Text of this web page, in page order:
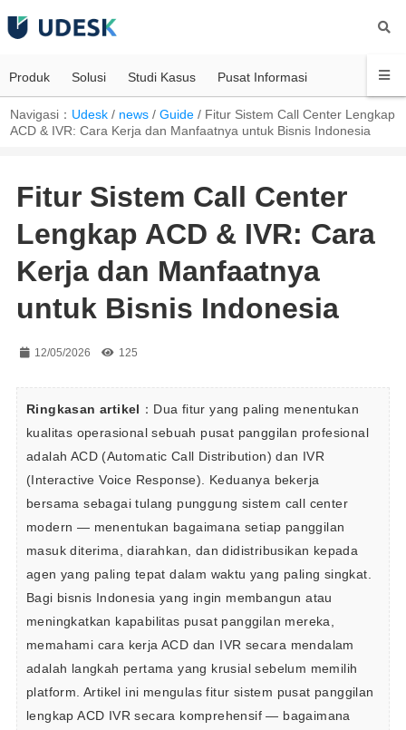
Produk Solusi Studi Kasus Pusat Informasi
Navigasi： Udesk / news /Guide / Fitur Sistem Call Center Lengkap
ACD & IVR: Cara Kerja dan Manfaatnya untuk Bisnis Indonesia
Fitur Sistem Call Center
Lengkap ACD & IVR: Cara
Kerja dan Manfaatnya
untuk Bisnis Indonesia
12/05/2026 125
Ringkasan artikel ：Dua fitur yang paling menentukan
kualitas operasional sebuah pusat panggilan profesional
adalah ACD (Automatic Call Distribution) dan IVR
(Interactive Voice Response). Keduanya bekerja
bersama sebagai tulang punggung sistem call center
modern — menentukan bagaimana setiap panggilan
masuk diterima, diarahkan, dan didistribusikan kepada
agen yang paling tepat dalam waktu yang paling singkat.
Bagi bisnis Indonesia yang ingin membangun atau
meningkatkan kapabilitas pusat panggilan mereka,
memahami cara kerja ACD dan IVR secara mendalam
adalah langkah pertama yang krusial sebelum memilih
platform. Artikel ini mengulas fitur sistem pusat panggilan
lengkap ACD IVR secara komprehensif — bagaimana